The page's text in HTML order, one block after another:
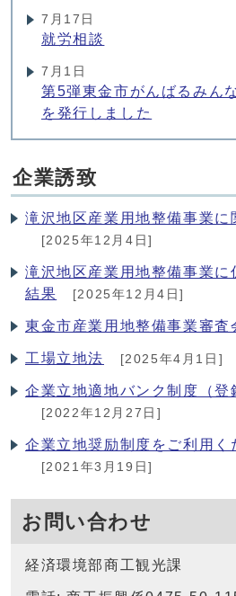
7月17日
就労相談
7月1日
第5弾東金市がんばるみん
を発行しました
企業誘致
滝沢地区産業用地整備事業に
[2025年12月4日]
滝沢地区産業用地整備事業に
結果
[2025年12月4日]
東金市産業用地整備事業審査
工場立地法 [2025年4月1日]
企業立地適地バンク制度（登
[2022年12月27日]
企業立地奨励制度をご利用く
[2021年3月19日]
お問い合わせ
経済環境部商工観光課